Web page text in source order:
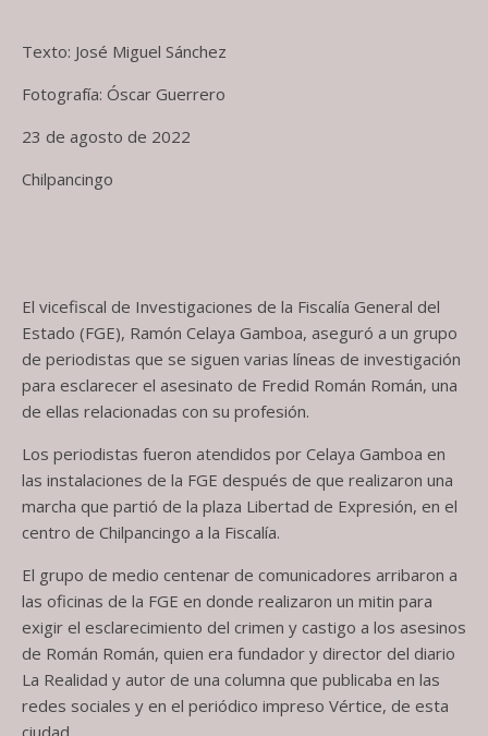
Texto: José Miguel Sánchez
Fotografía: Óscar Guerrero
23 de agosto de 2022
Chilpancingo
El vicefiscal de Investigaciones de la Fiscalía General del
Estado (FGE), Ramón Celaya Gamboa, aseguró a un grupo
de periodistas que se siguen varias líneas de investigación
para esclarecer el asesinato de Fredid Román Román, una
de ellas relacionadas con su profesión.
Los periodistas fueron atendidos por Celaya Gamboa en
las instalaciones de la FGE después de que realizaron una
marcha que partió de la plaza Libertad de Expresión, en el
centro de Chilpancingo a la Fiscalía.
El grupo de medio centenar de comunicadores arribaron a
las oficinas de la FGE en donde realizaron un mitin para
exigir el esclarecimiento del crimen y castigo a los asesinos
de Román Román, quien era fundador y director del diario
La Realidad y autor de una columna que publicaba en las
redes sociales y en el periódico impreso Vértice, de esta
ciudad.